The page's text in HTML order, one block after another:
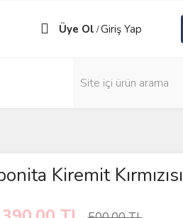
Üye Ol /Giriş Yap
Kiremit Kırmızısı